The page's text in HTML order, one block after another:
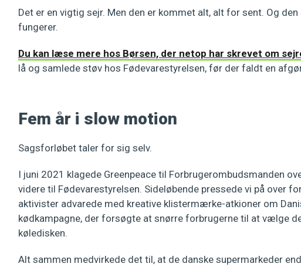
Det er en vigtig sejr. Men den er kommet alt, alt for sent. Og
fungerer.
Du kan læse mere hos Børsen, der netop har skrevet om
lå og samlede støv hos Fødevarestyrelsen, før der faldt en
Fem år i slow motion
Sagsforløbet taler for sig selv.
I juni 2021 klagede Greenpeace til Forbrugerombudsmanden
videre til Fødevarestyrelsen. Sideløbende pressede vi på over
aktivister advarede med kreative klistermærke-atkioner om
kødkampagne, der forsøgte at snørre forbrugerne til at vælge
køledisken.
Alt sammen medvirkede det til, at de danske supermarkeder